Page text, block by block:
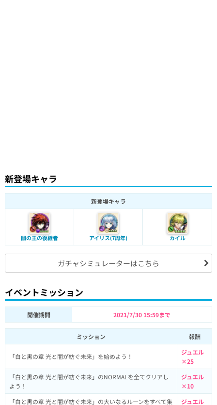
新登場キャラ
新登場キャラ
闇の王の後継者 アイリス(7周年) カイル
ガチャシミュレーターはこちら
イベントミッション
開催期間 2021/7/30 15:59まで
ミッション 報酬
「白と黒の章 光と闇が紡ぐ未来」を始めよう！
ジュエル
×25
「白と黒の章 光と闇が紡ぐ未来」のNORMALを全てクリアし
よう！
ジュエル
×10
「白と黒の章 光と闇が紡ぐ未来」の大いなるルーンをすべて集
ジュエル